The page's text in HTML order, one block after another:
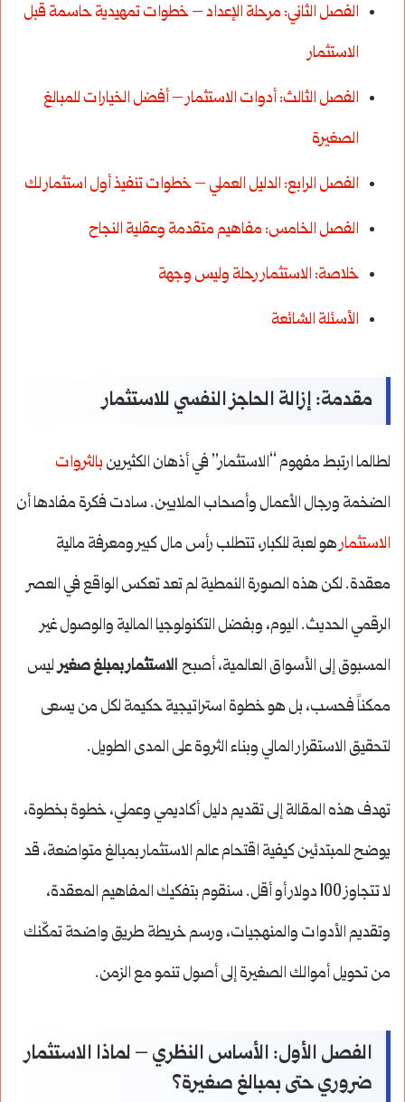
الفصل الثاني: مرحلة الإعداد – خطوات تمهيدية حاسمة قبل
الاستثمار
الفصل الثالث: أدوات الاستثمار – أفضل الخيارات للمبالغ
الصغيرة
الفصل الرابع: الدليل العملي – خطوات تنفيذ أول استثمار لك
الفصل الخامس: مفاهيم متقدمة وعقلية النجاح
خلاصة: الاستثمار رحلة وليس وجهة
الأسئلة الشائعة
مقدمة: إزالة الحاجز النفسي للاستثمار
لطالما ارتبط مفهوم “الاستثمار” في أذهان الكثيرين بالثروات
الضخمة ورجال الأعمال وأصحاب الملايين. سادت فكرة مفادها أن
الاستثمارهو لعبة للكبار، تتطلب رأس مال كبير ومعرفة مالية
معقدة. لكن هذه الصورة النمطية لم تعد تعكس الواقع في العصر
الرقمي الحديث. اليوم، وبفضل التكنولوجيا المالية والوصول غير
المسبوق إلى الأسواق العالمية، أصبح الاستثمار بمبلغ صغيرليس
ممكناً فحسب، بل هو خطوة استراتيجية حكيمة لكل من يسعى
لتحقيق الاستقرار المالي وبناء الثروة على المدى الطويل.
تهدف هذه المقالة إلى تقديم دليل أكاديمي وعملي، خطوة بخطوة،
يوضح للمبتدئين كيفية اقتحام عالم الاستثمار بمبالغ متواضعة، قد
لا تتجاوز 100 دولار أو أقل. سنقوم بتفكيك المفاهيم المعقدة،
وتقديم الأدوات والمنهجيات، ورسم خريطة طريق واضحة تمكّنك
من تحويل أموالك الصغيرة إلى أصول تنمو مع الزمن.
الفصل الأول: الأساس النظري – لماذا الاستثمار
ضروري حتى بمبالغ صغيرة؟